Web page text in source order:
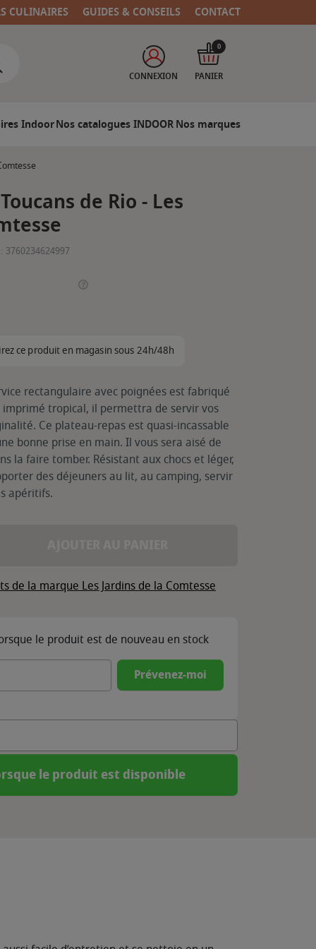
CULINAIRES GUIDES & CONSEILS CONTACT
CONNEXION PANIER
0
IndoorNos catalogues INDOORNos marques
de Rio - Les
3760234624997
ce produit en magasin sous 24h/48h
rectangulaire avec poignées est fabriqué
imprimé tropical, il permettra de servir vos
Ce plateau-repas est quasi-incassable
bonne prise en main. Il vous sera aisé de
la faire tomber. Résistant aux chocs et léger,
des déjeuners au lit, au camping, servir
apéritifs.
de la marque Les Jardins de la Comtesse
le produit est de nouveau en stock
Prévenez-moi
le produit est disponible